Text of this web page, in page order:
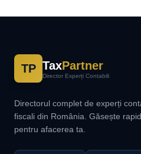
TP TaxPartner
Director Experți Contabili
Directorul complet de experți
fiscali din România. Găsește
pentru afacerea ta.